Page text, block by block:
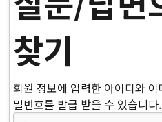
찾기
회원 정보에 입력한 아이디와
밀번호를 발급 받을 수 있습니다.